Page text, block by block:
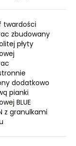
twardości
zbudowany
płyty
dodatkowo
pianki
BLUE
z granulkami